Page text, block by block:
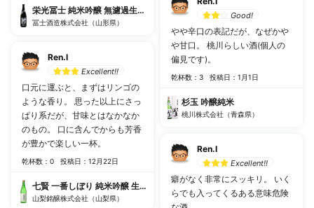
栄光冨士 純米吟醸 無濾過生原酒 新 ~ARATA~ 祥源
冨士酒造株式会社（山形県）
Ren.I
Excellent!!
口元に運ぶと、まずはリンゴの
ような香り。 思った以上にさっ
ぱり系だが、甘味とはなかなか
のもの。 口に含んでからも芳香
が豊かで楽しい一杯。
乾杯数：0 投稿日：12月22日
七賢 一番しぼり 純米吟醸 生酒
山梨銘醸株式会社（山梨県）
Good!
やや辛口の表記だが、なぜかや
や甘口。 桃川らしい酒(個人の
偏見です)。
乾杯数：3 投稿日：1月1日
杉玉 吟醸純米
桃川株式会社（青森県）
Ren.I
Excellent!!
癖がなく非常にスッキリ。 いく
らでも入ってくるある意味危険